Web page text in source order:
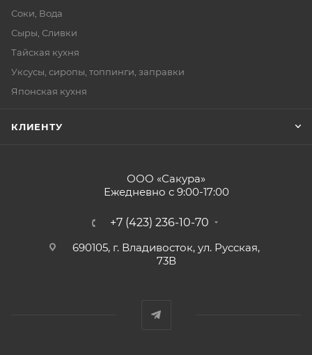
Соки, Вода
Сыры, Сливки
Тайская кухня
Уксусы, сиропы, топпинги, заправки
Японская кухня
КЛИЕНТУ
ООО «Сакура»
Ежедневно с 9:00-17:00
+7 (423) 236-10-70
690105, г. Владивосток, ул. Русская,
73В